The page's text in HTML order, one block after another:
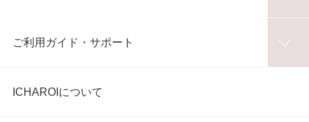
ご利用ガイド・サポート
ICHAROIについて